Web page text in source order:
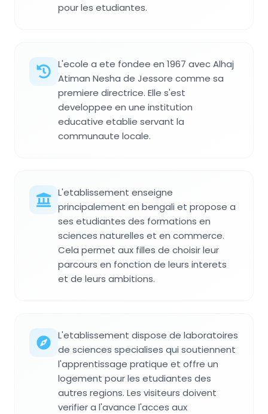
pour les etudiantes.
L'ecole a ete fondee en 1967 avec Alhaj
Atiman Nesha de Jessore comme sa
premiere directrice. Elle s'est
developpee en une institution
educative etablie servant la
communaute locale.
L'etablissement enseigne
principalement en bengali et propose a
ses etudiantes des formations en
sciences naturelles et en commerce.
Cela permet aux filles de choisir leur
parcours en fonction de leurs interets
et de leurs ambitions.
L'etablissement dispose de laboratoires
de sciences specialises qui soutiennent
l'apprentissage pratique et offre un
logement pour les etudiantes des
autres regions. Les visiteurs doivent
verifier a l'avance l'acces aux